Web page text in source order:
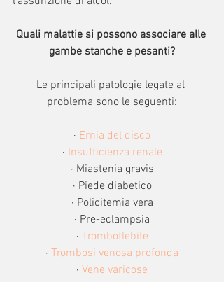
Quali malattie si possono associare alle
gambe stanche e pesanti?
Le principali patologie legate al
problema sono le seguenti:
· Ernia del disco
· Insufficienza renale
· Miastenia gravis
· Piede diabetico
· Policitemia vera
· Pre-eclampsia
· Tromboflebite
· Trombosi venosa profonda
· Vene varicose